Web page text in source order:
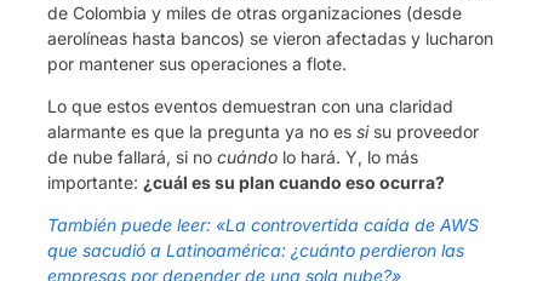
de Colombia y miles de otras organizaciones (desde
aerolíneas hasta bancos) se vieron afectadas y lucharon
por mantener sus operaciones a flote.
Lo que estos eventos demuestran con una claridad
alarmante es que la pregunta ya no es sisu proveedor
de nube fallará, si no cuándo lo hará. Y, lo más
importante: ¿cuál es su plan cuando eso ocurra?
También puede leer: «La controvertida caída de AWS
que sacudió a Latinoamérica: ¿cuánto perdieron las
empresas por depender de una sola nube?»